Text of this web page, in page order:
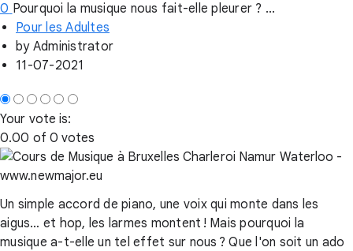
0 Pourquoi la musique nous fait-elle pleurer ? ...
Pour les Adultes
by Administrator
11-07-2021
Your vote is:
0.00 of 0 votes
Un simple accord de piano, une voix qui monte dans les
aigus… et hop, les larmes montent ! Mais pourquoi la
musique a-t-elle un tel effet sur nous ? Que l'on soit un ado